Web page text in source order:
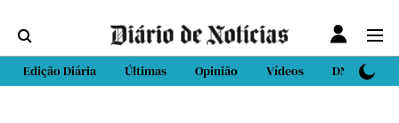
Edição Diária Últimas Opinião Vídeos DN Sport